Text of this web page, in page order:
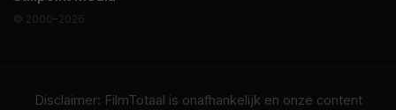
© 2000–2026
Disclaimer: FilmTotaal is onafhankelijk en onze content